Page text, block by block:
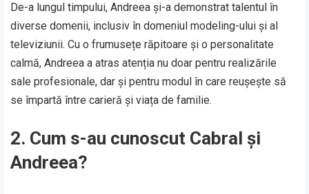
De-a lungul timpului, Andreea și-a demonstrat talentul în
diverse domenii, inclusiv în domeniul modeling-ului și al
televiziunii. Cu o frumusețe răpitoare și o personalitate
calmă, Andreea a atras atenția nu doar pentru realizările
sale profesionale, dar și pentru modul în care reușește să
se împartă între carieră și viața de familie.
2. Cum s-au cunoscut Cabral și
Andreea?